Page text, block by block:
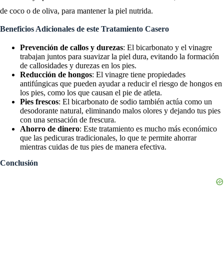
de coco o de oliva, para mantener la piel nutrida.
Beneficios Adicionales de este Tratamiento Casero
Prevención de callos y durezas: El bicarbonato y el vinagre
trabajan juntos para suavizar la piel dura, evitando la formación
de callosidades y durezas en los pies.
Reducción de hongos: El vinagre tiene propiedades
antifúngicas que pueden ayudar a reducir el riesgo de hongos en
los pies, como los que causan el pie de atleta.
Pies frescos: El bicarbonato de sodio también actúa como un
desodorante natural, eliminando malos olores y dejando tus pies
con una sensación de frescura.
Ahorro de dinero: Este tratamiento es mucho más económico
que las pedicuras tradicionales, lo que te permite ahorrar
mientras cuidas de tus pies de manera efectiva.
Conclusión